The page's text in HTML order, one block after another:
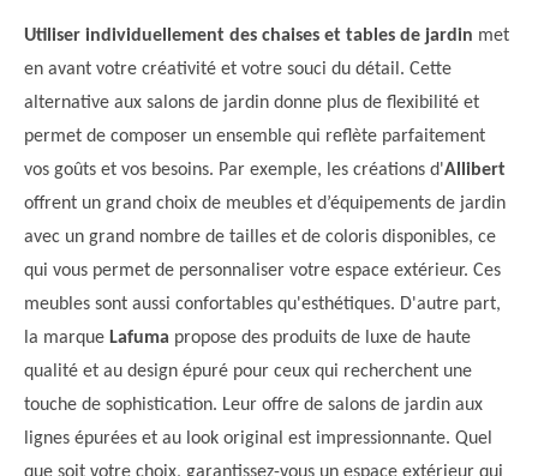
Utiliser individuellement des chaises et tables de jardin met
en avant votre créativité et votre souci du détail. Cette
alternative aux salons de jardin donne plus de flexibilité et
permet de composer un ensemble qui reflète parfaitement
vos goûts et vos besoins. Par exemple, les créations d'Allibert
offrent un grand choix de meubles et d’équipements de jardin
avec un grand nombre de tailles et de coloris disponibles, ce
qui vous permet de personnaliser votre espace extérieur. Ces
meubles sont aussi confortables qu'esthétiques. D'autre part,
la marque Lafuma propose des produits de luxe de haute
qualité et au design épuré pour ceux qui recherchent une
touche de sophistication. Leur offre de salons de jardin aux
lignes épurées et au look original est impressionnante. Quel